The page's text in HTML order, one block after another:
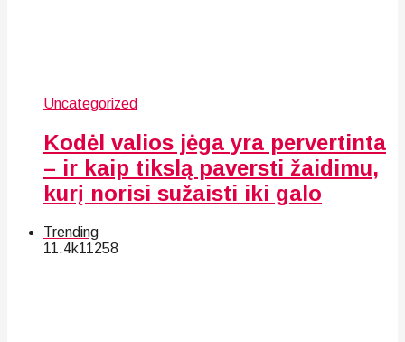
Uncategorized
Kodėl valios jėga yra pervertinta
– ir kaip tikslą paversti žaidimu,
kurį norisi sužaisti iki galo
Trending
11.4k11258